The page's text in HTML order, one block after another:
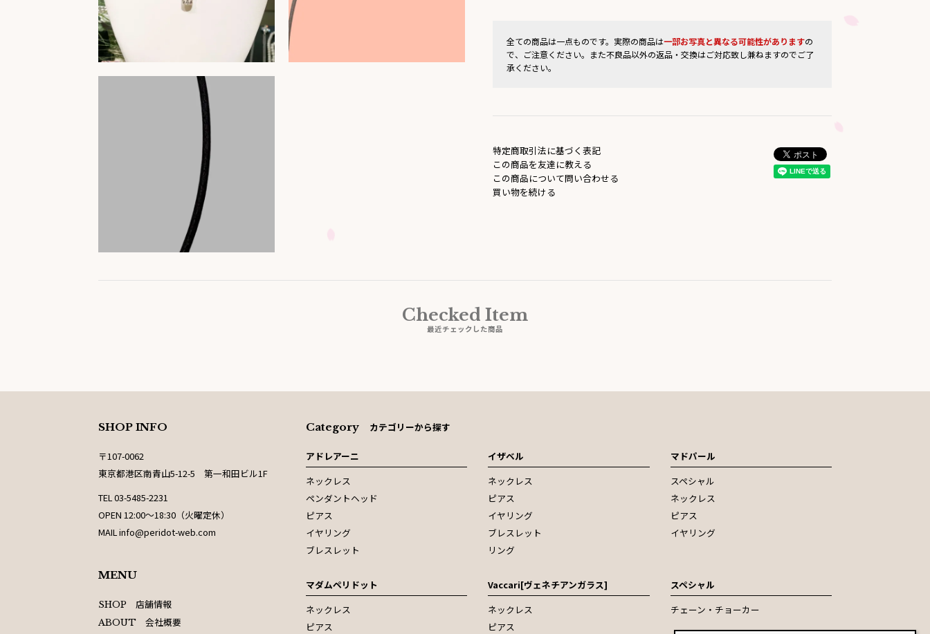
全ての商品は一点ものです。実際の商品は一部お写真と異なる可能性がありますの
で、ご注意ください。また不良品以外の返品・交換はご対応致し兼ねますのでご了
承ください。
特定商取引法に基づく表記
この商品を友達に教える
この商品について問い合わせる
買い物を続ける
Checked Item
最近チェックした商品
SHOP INFO
〒107-0062
東京都港区南青山5-12-5 第一和田ビル1F
TEL 03-5485-2231
OPEN 12:00〜18:30（火曜定休）
MAIL info@peridot-web.com
MENU
SHOP 店舗情報
ABOUT
会社概要
Category カテゴリーから探す
アドレアーニ
ネックレス
ペンダントヘッド
ピアス
イヤリング
ブレスレット
イザベル
ネックレス
ピアス
イヤリング
ブレスレット
リング
マドパール
スペシャル
ネックレス
ピアス
イヤリング
マダムペリドット
ネックレス
ピアス
Vaccari[ヴェネチアンガラス]
ネックレス
ピアス
スペシャル
チェーン・チョーカー